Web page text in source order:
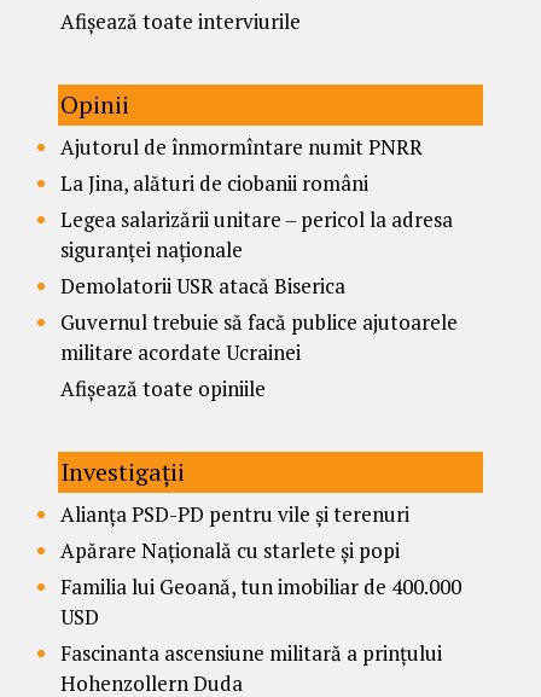
Afișează toate interviurile
Opinii
Ajutorul de înmormîntare numit PNRR
La Jina, alături de ciobanii români
Legea salarizării unitare – pericol la adresa
siguranței naționale
Demolatorii USR atacă Biserica
Guvernul trebuie să facă publice ajutoarele
militare acordate Ucrainei
Afișează toate opiniile
Investigații
Alianța PSD-PD pentru vile și terenuri
Apărare Națională cu starlete și popi
Familia lui Geoană, tun imobiliar de 400.000
USD
Fascinanta ascensiune militară a prințului
Hohenzollern Duda